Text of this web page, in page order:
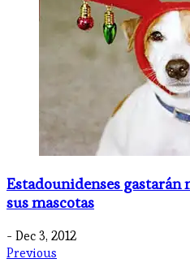
Estadounidenses gastarán
sus mascotas
- Dec 3, 2012
Previous